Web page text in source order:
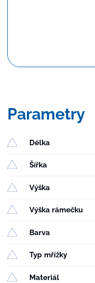
Parametry
Délka
Šířka
Výška
Výška rámečku
Barva
Typ mřížky
Materiál